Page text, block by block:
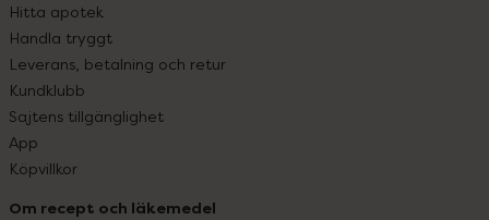
Hitta apotek
Handla tryggt
Leverans, betalning och retur
Kundklubb
Sajtens tillgänglighet
App
Köpvillkor
Om recept och läkemedel